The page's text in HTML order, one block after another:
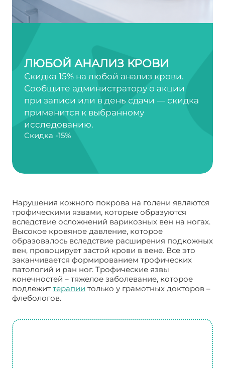
ЛЮБОЙ АНАЛИЗ КРОВИ
Скидка 15% на любой анализ крови.
Сообщите администратору о акции
при записи или в день сдачи — скидка
применится к выбранному
исследованию.
Скидка -15%
Нарушения кожного покрова на голени являются
трофическими язвами, которые образуются
вследствие осложнений варикозных вен на ногах.
Высокое кровяное давление, которое
образовалось вследствие расширения подкожных
вен, провоцирует застой крови в вене. Все это
заканчивается формированием трофических
патологий и ран ног. Трофические язвы
конечностей – тяжелое заболевание, которое
подлежит терапии только у грамотных докторов –
флебологов.